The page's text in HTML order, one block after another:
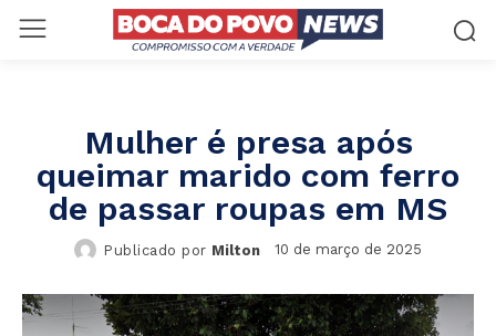
Mulher é presa após
queimar marido com ferro
de passar roupas em MS
Publicado por Milton 10 de março de 2025